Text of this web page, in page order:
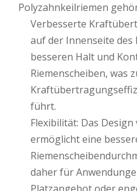
Polyzahnkeilriemen
Verbesserte
auf der Innenseite
besseren Halt und
Riemenscheiben, was
führt.
Flexibilität: Das
ermöglicht eine
daher für